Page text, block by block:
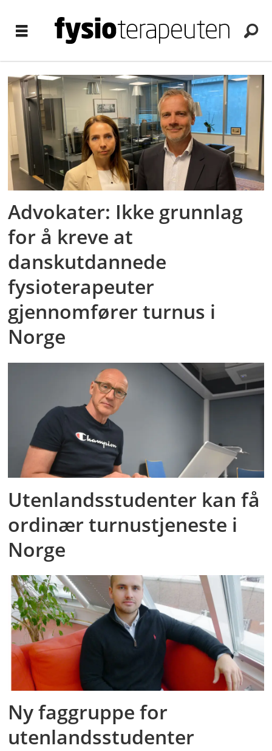
Tag:
utenlandsstudenter
Advokater: Ikke grunnlag
for å kreve at
danskutdannede
fysioterapeuter
gjennomfører turnus i
Norge
Utenlandsstudenter kan få
ordinær turnustjeneste i
Norge
Ny faggruppe for
utenlandsstudenter